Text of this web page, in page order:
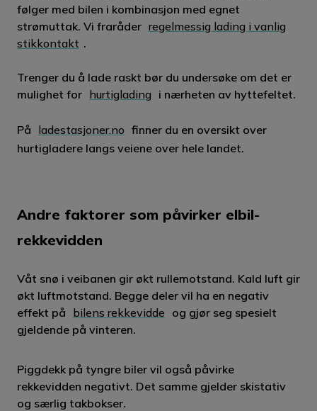
følger med bilen i kombinasjon med egnet
strømuttak. Vi fraråder regelmessig lading i vanlig
stikkontakt .
Trenger du å lade raskt bør du undersøke om det er
mulighet for hurtiglading i nærheten av hyttefeltet.
På ladestasjoner.no finner du en oversikt over
hurtigladere langs veiene over hele landet.
Andre faktorer som påvirker elbil-
rekkevidden
Våt snø i veibanen gir økt rullemotstand. Kald luft gir
økt luftmotstand. Begge deler vil ha en negativ
effekt på bilens rekkevidde og gjør seg spesielt
gjeldende på vinteren.
Piggdekk på tyngre biler vil også påvirke
rekkevidden negativt. Det samme gjelder skistativ
og særlig takbokser.